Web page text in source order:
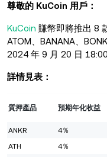
尊敬的 KuCoin 用戶：
KuCoin 賺幣即將推出 8
ATOM、BANANA、
2024 年 9 月 20 日
詳情見表：
質押產品 預期年化收益
ANKR
4％
ATH
4％